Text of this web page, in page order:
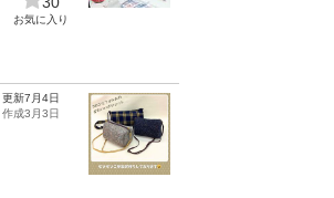
お気に入り
更新7月4日
作成3月3日